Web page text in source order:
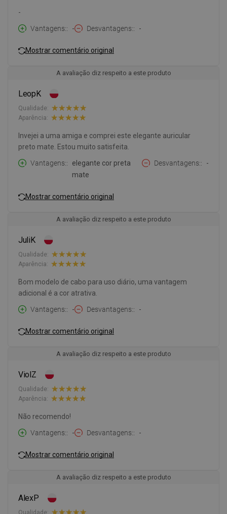
-
Vantagens:
- Desvantagens: -
Mostrar comentário original
A avaliação diz respeito a este produto
LeopK
Qualidade:
Aparência:
Invejei a uma amiga e comprei este elegante auricular
preto mate. Estou muito satisfeita.
Vantagens:
elegante cor preta
mate
Desvantagens: -
Mostrar comentário original
A avaliação diz respeito a este produto
JuliK
Qualidade:
Aparência:
Bom modelo de cabo para uso diário, uma vantagem
adicional é a cor atrativa.
Vantagens:
- Desvantagens: -
Mostrar comentário original
A avaliação diz respeito a este produto
ViolZ
Qualidade:
Aparência:
Não recomendo!
Vantagens:
- Desvantagens: -
Mostrar comentário original
A avaliação diz respeito a este produto
AlexP
Qualidade: